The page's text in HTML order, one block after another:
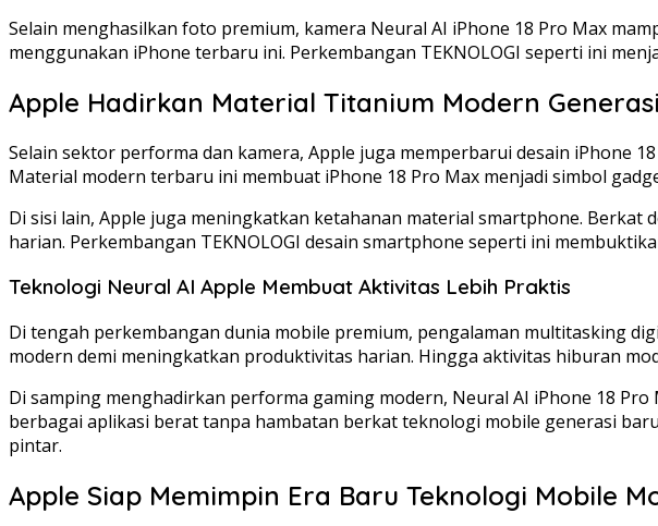
Selain menghasilkan foto premium, kamera Neural AI iPhone 18 Pro Max
menggunakan iPhone terbaru ini. Perkembangan TEKNOLOGI seperti ini
Apple Hadirkan Material Titanium Modern
Selain sektor performa dan kamera, Apple juga memperbarui desain iPhone
Material modern terbaru ini membuat iPhone 18 Pro Max menjadi simbol
Di sisi lain, Apple juga meningkatkan ketahanan material smartphone.
harian. Perkembangan TEKNOLOGI desain smartphone seperti ini
Teknologi Neural AI Apple Membuat Aktivitas Lebih Praktis
Di tengah perkembangan dunia mobile premium, pengalaman multitasking
modern demi meningkatkan produktivitas harian. Hingga aktivitas hiburan
Di samping menghadirkan performa gaming modern, Neural AI iPhone 18
berbagai aplikasi berat tanpa hambatan berkat teknologi mobile generasi
pintar.
Apple Siap Memimpin Era Baru Teknologi Mobile